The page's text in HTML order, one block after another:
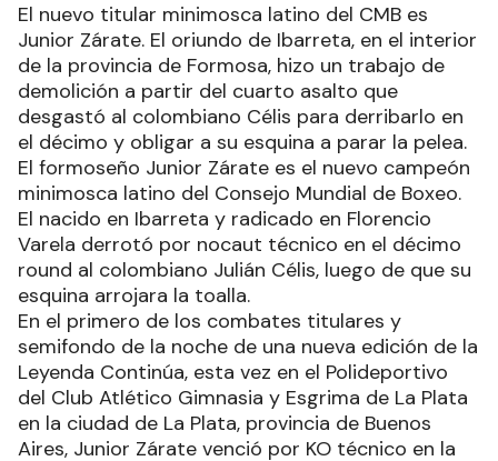
El nuevo titular minimosca latino del CMB es
Junior Zárate. El oriundo de Ibarreta, en el interior
de la provincia de Formosa, hizo un trabajo de
demolición a partir del cuarto asalto que
desgastó al colombiano Célis para derribarlo en
el décimo y obligar a su esquina a parar la pelea.
El formoseño Junior Zárate es el nuevo campeón
minimosca latino del Consejo Mundial de Boxeo.
El nacido en Ibarreta y radicado en Florencio
Varela derrotó por nocaut técnico en el décimo
round al colombiano Julián Célis, luego de que su
esquina arrojara la toalla.
En el primero de los combates titulares y
semifondo de la noche de una nueva edición de la
Leyenda Continúa, esta vez en el Polideportivo
del Club Atlético Gimnasia y Esgrima de La Plata
en la ciudad de La Plata, provincia de Buenos
Aires, Junior Zárate venció por KO técnico en la